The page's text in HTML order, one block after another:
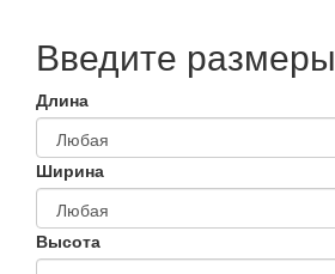
Введите размеры
Длина
Ширина
Высота